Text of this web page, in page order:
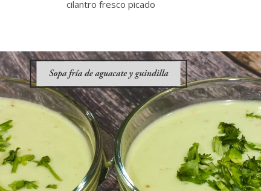
cilantro fresco picado